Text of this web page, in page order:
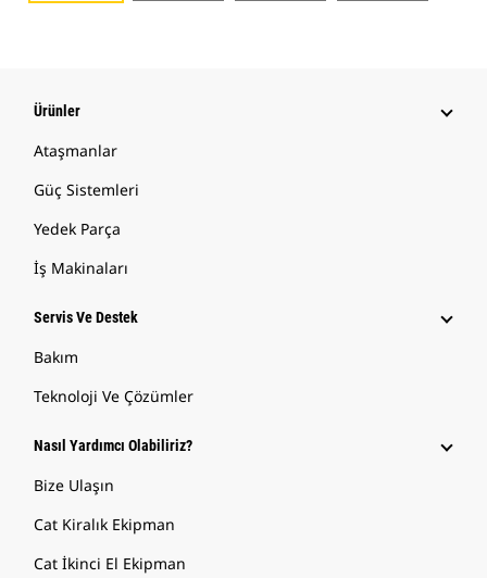
Ürünler
Ataşmanlar
Güç Sistemleri
Yedek Parça
İş Makinaları
Servis Ve Destek
Bakım
Teknoloji Ve Çözümler
Nasıl Yardımcı Olabiliriz?
Bize Ulaşın
Cat Kiralık Ekipman
Cat İkinci El Ekipman